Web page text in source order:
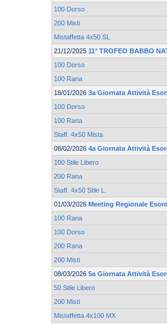
100 Dorso
200 Misti
Mistaffetta 4x50 SL
21/12/2025 11° TROFEO BABBO
100 Dorso
100 Rana
18/01/2026 3a Giornata Attività
100 Dorso
100 Rana
Staff. 4x50 Mista
08/02/2026 4a Giornata Attività
100 Stile Libero
200 Rana
Staff. 4x50 Stile L.
01/03/2026 Meeting Regionale
100 Rana
100 Dorso
200 Rana
200 Misti
08/03/2026 5a Giornata Attività
50 Stile Libero
200 Misti
Mistaffetta 4x100 MX